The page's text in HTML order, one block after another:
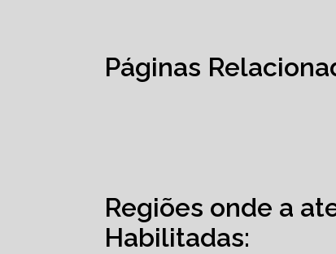
Páginas
Regiões onde a
Habilitadas: